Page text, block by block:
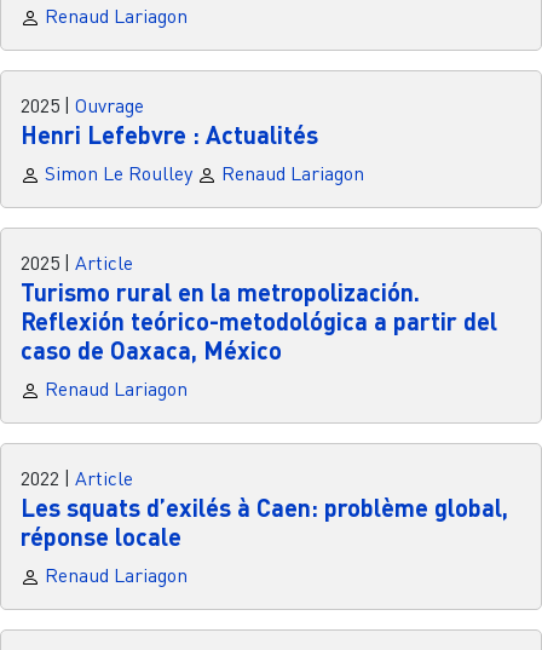
Renaud Lariagon
2025 | Ouvrage
Henri Lefebvre : Actualités
Simon Le Roulley Renaud Lariagon
2025 | Article
Turismo rural en la metropolización.
Reflexión teórico-metodológica a partir del
caso de Oaxaca, México
Renaud Lariagon
2022 | Article
Les squats d’exilés à Caen: problème global,
réponse locale
Renaud Lariagon